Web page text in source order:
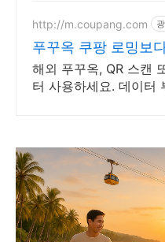
http://m.coupang.com
푸꾸옥 쿠팡 로밍보
해외 푸꾸옥, QR 스캔
터 사용하세요. 데이터